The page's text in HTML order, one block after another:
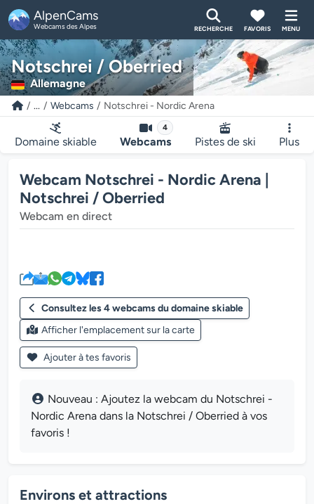
AlpenCams
Webcams des Alpes RECHERCHE FAVORIS MENU
Notschrei / Oberried
Allemagne
... Webcams Notschrei - Nordic Arena
Domaine skiable
4
Webcams Pistes de ski Plus
Webcam Notschrei - Nordic Arena |
Notschrei / Oberried
Webcam en direct
Consultez les 4 webcams du domaine skiable
Afficher l'emplacement sur la carte
Ajouter à tes favoris
Nouveau : Ajoutez la webcam du Notschrei -
Nordic Arena dans la Notschrei / Oberried à vos
favoris !
Environs et attractions